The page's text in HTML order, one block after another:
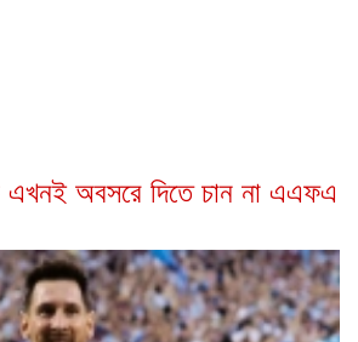
এখনই অবসরে দিতে চান না এএফএ